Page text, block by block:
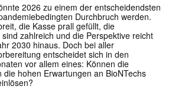
2026 zu einem der entscheidendsten
Durchbruch werden.
die Kasse prall gefüllt, die
zahlreich und die Perspektive reicht
2030 hinaus. Doch bei aller
entscheidet sich in den
vor allem eines: Können die
die hohen Erwartungen an BioNTechs